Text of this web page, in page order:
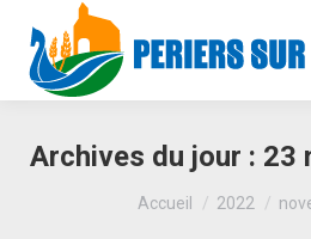
Archives du jour : 23
Vous êtes ici :
Accueil 2022